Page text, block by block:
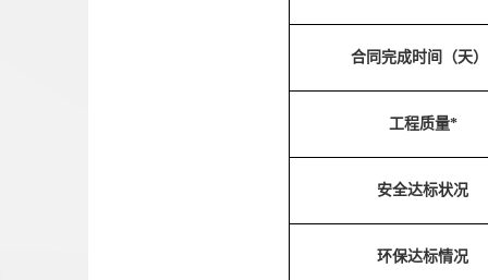
合同完成时间（天
工程质量*
安全达标状况
环保达标情况